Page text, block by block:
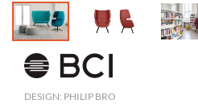
DESIGN: PHILIP BRO